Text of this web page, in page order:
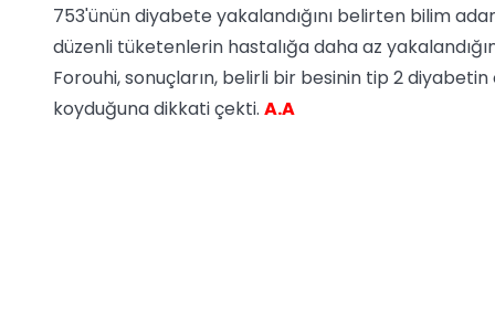
753'ünün diyabete yakalandığını belirten bilim
düzenli tüketenlerin hastalığa daha az
Forouhi, sonuçların, belirli bir besinin tip 2
koyduğuna dikkati çekti. A.A